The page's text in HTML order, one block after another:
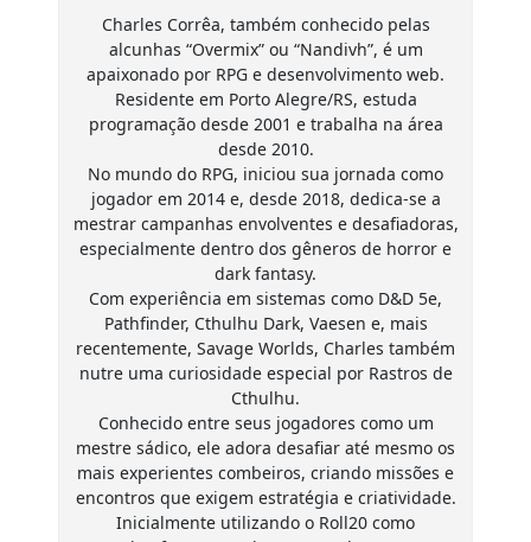
Charles Corrêa, também conhecido pelas
alcunhas “Overmix” ou “Nandivh”, é um
apaixonado por RPG e desenvolvimento web.
Residente em Porto Alegre/RS, estuda
programação desde 2001 e trabalha na área
desde 2010.
No mundo do RPG, iniciou sua jornada como
jogador em 2014 e, desde 2018, dedica-se a
mestrar campanhas envolventes e desafiadoras,
especialmente dentro dos gêneros de horror e
dark fantasy.
Com experiência em sistemas como D&D 5e,
Pathfinder, Cthulhu Dark, Vaesen e, mais
recentemente, Savage Worlds, Charles também
nutre uma curiosidade especial por Rastros de
Cthulhu.
Conhecido entre seus jogadores como um
mestre sádico, ele adora desafiar até mesmo os
mais experientes combeiros, criando missões e
encontros que exigem estratégia e criatividade.
Inicialmente utilizando o Roll20 como